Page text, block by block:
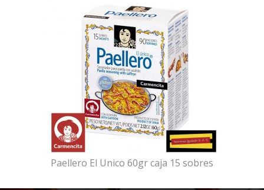
Paellero El Unico 60gr caja 15 sobres